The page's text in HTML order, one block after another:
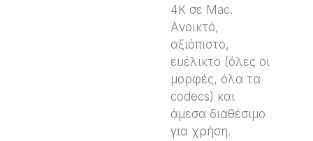
4K σε Mac.
Ανοικτό,
αξιόπιστο,
ευέλικτο (όλες οι
μορφές, όλα τα
codecs) και
άμεσα διαθέσιμο
για χρήση.